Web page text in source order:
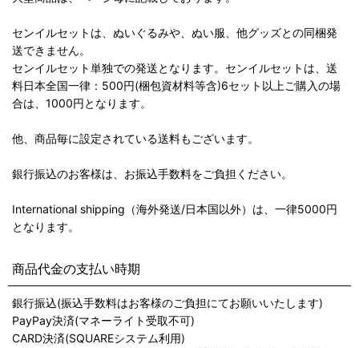
センイルセットは、ぬいぐるみや、ぬい服、他グッズとの同梱発
送できません。
センイルセット単独での発送となります。センイルセットは、送
料日本全国一律：500円(梱包資材料等含)6セット以上ご購入の場
合は、1000円となります。
他、商品毎に設定されている送料もございます。
銀行振込のお客様は、お振込手数料をご負担ください。
International shipping（海外発送/日本国以外）は、一律5000円
となります。
商品代金の支払い時期
銀行振込(振込手数料はお客様のご負担にてお願いいたします)
PayPay決済(マネーライト受取不可)
CARD決済(SQUAREシステム利用)